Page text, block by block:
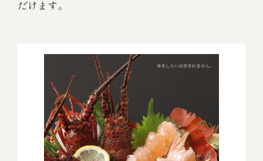
だけます。